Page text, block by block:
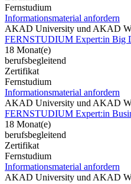
Fernstudium
Informationsmaterial anfordern
AKAD University und AKAD
FERNSTUDIUM Expert:in Big
18 Monat(e)
berufsbegleitend
Zertifikat
Fernstudium
Informationsmaterial anfordern
AKAD University und AKAD
FERNSTUDIUM Expert:in
18 Monat(e)
berufsbegleitend
Zertifikat
Fernstudium
Informationsmaterial anfordern
AKAD University und AKAD